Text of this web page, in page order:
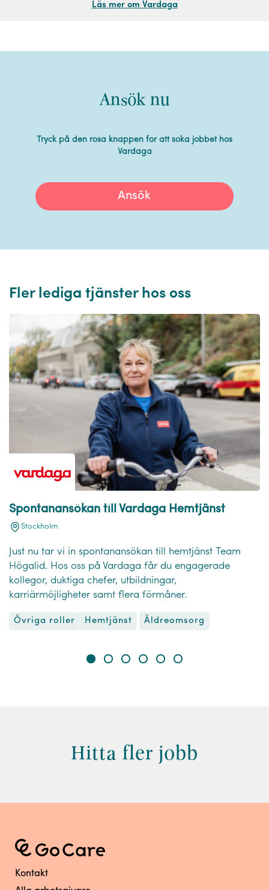
Läs mer om Vardaga
Ansök nu
Tryck på den rosa knappen för att söka jobbet hos
Vardaga
Ansök
Fler lediga tjänster hos oss
Spontanansökan till Vardaga Hemtjänst
Stockholm
Just nu tar vi in spontanansökan till hemtjänst Team
Högalid. Hos oss på Vardaga får du engagerade
kollegor, duktiga chefer, utbildningar,
karriärmöjligheter samt flera förmåner.
Övriga roller Hemtjänst Äldreomsorg
Hitta fler jobb
Kontakt